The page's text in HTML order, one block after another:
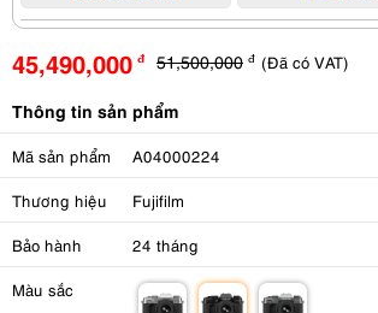
45,490,000 đ 51,500,000 đ (Đã có VAT)
Thông tin sản phẩm
Mã sản phẩm A04000224
Thương hiệu Fujifilm
Bảo hành 24 tháng
Màu sắc